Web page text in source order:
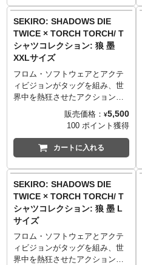
ル10% 5.6oz ヘビーウェイトボ
ディ
TORCH TORCH OFFICIAL
SITE：https://torchtorch.jp/
──────────────────
■サイズ（着丈／身幅／肩幅／袖
丈）
Sサイズ （65cm／49cm／42cm
／19cm）
Mサイズ （69cm／52cm／46cm
／20cm）
Lサイズ （73cm／55cm／50cm
XLサイズ （77cm／58cm／
54cm／24cm）
XXLサイズ （84cm／68cm／
60cm／26cm）
■マテリアル
綿100% 5.6oz ヘビーウェイトボ
ディ
※杢灰のみ 綿90%、ポリエステ
ル10% 5.6oz ヘビーウェイトボ
ディ
TORCH TORCH OFFICIAL
顔。その狼の精悍な姿を、荒々
しくも繊細な鉛筆画で表現いた
しました。高精細シルクスクリ
ーンを使用し、柔らかな染み込
みインクを使用することで描写
の細部までを忠実に再現。画
家・青木薫氏の描き下ろしによ
生地はしっかりとした厚みの5.6
オンスを採用。着心地が良く、
何度洗っても型崩れしづらく風
──────────────────
■サイズ（着丈／身幅／肩幅／袖
丈）
Sサイズ （65cm／49cm／42cm
／19cm）
Mサイズ （69cm／52cm／46cm
／20cm）
Lサイズ （73cm／55cm／50cm
SEKIRO: SHADOWS DIE
TWICE × TORCH TORCH/ T
シャツコレクション: 狼 墨
XXLサイズ
フロム・ソフトウェアとアクテ
ィビジョンがタッグを組み、世
界中を熱狂させたアクション・
アドベンチャーゲーム
『SEKIRO: SHADOWS DIE
TWICE』。「TORCH TORCH」
とのコラボレーションTシャツが
待望の登場です！
顔。その狼の精悍な姿を、荒々
しくも繊細な鉛筆画で表現いた
しました。高精細シルクスクリ
ーンを使用し、柔らかな染み込
みインクを使用することで描写
の細部までを忠実に再現。画
家・青木薫氏の描き下ろしによ
販売価格： ¥5,500
100 ポイント獲得
カートに入れる
SEKIRO: SHADOWS DIE
TWICE × TORCH TORCH/ T
シャツコレクション: 狼 墨 L
サイズ
フロム・ソフトウェアとアクテ
ィビジョンがタッグを組み、世
界中を熱狂させたアクション・